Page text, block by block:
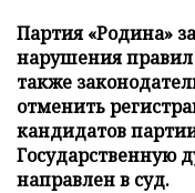
Партия «Родина»
нарушения
также
отменить
кандидатов
Государственную
направлен в суд.